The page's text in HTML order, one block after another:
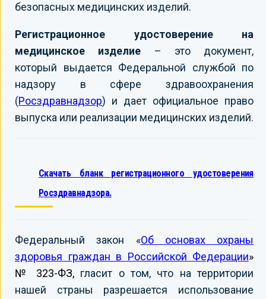
безопасных медицинских изделий.
Регистрационное удостоверение на
медицинское изделие – это документ,
который выдается Федеральной службой по
надзору в сфере здравоохранения
(Росздравнадзор) и дает официальное право
выпуска или реализации медицинских изделий.
Скачать бланк регистрационного удостоверения
Росздравнадзора.
Федеральный закон «Об основах охраны
здоровья граждан в Российской Федерации»
№ 323-ФЗ, гласит о том, что на территории
нашей страны разрешается использование